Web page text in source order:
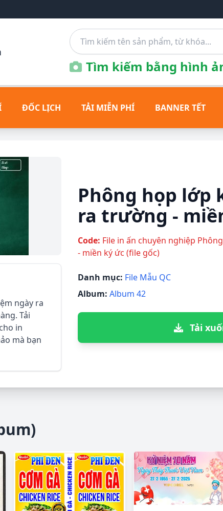
Tìm kiếm bằng hình
ĐỐC LỊCH TẢI MIỄN PHÍ BANNER TẾT
ngày ra
Tải
in
mà bạn
Phông họp lớp
ra trường -
Code: File in ấn chuyên nghiệp
- miền ký ức (file gốc)
Danh mục: File Mẫu QC
Album: Album 42
Tải